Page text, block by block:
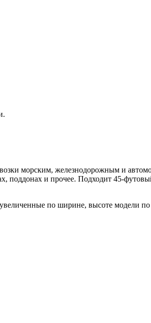
морским, железнодорожным и
поддонах и прочее. Подходит 45-
по ширине, высоте модели по